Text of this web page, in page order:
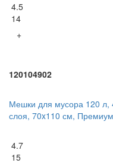
4.5
14
+
120104902
Мешки для мусора 120 л,
слоя, 70x110 см,
4.7
15